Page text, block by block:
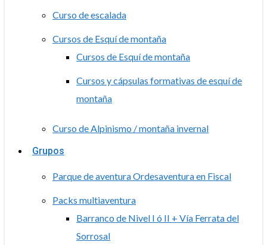
Curso de escalada
Cursos de Esquí de montaña
Cursos de Esquí de montaña
Cursos y cápsulas formativas de esquí de
montaña
Curso de Alpinismo / montaña invernal
Grupos
Parque de aventura Ordesaventura en Fiscal
Packs multiaventura
Barranco de Nivel I ó II + Vía Ferrata del
Sorrosal